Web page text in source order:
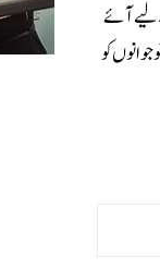
لیے آئے
کو